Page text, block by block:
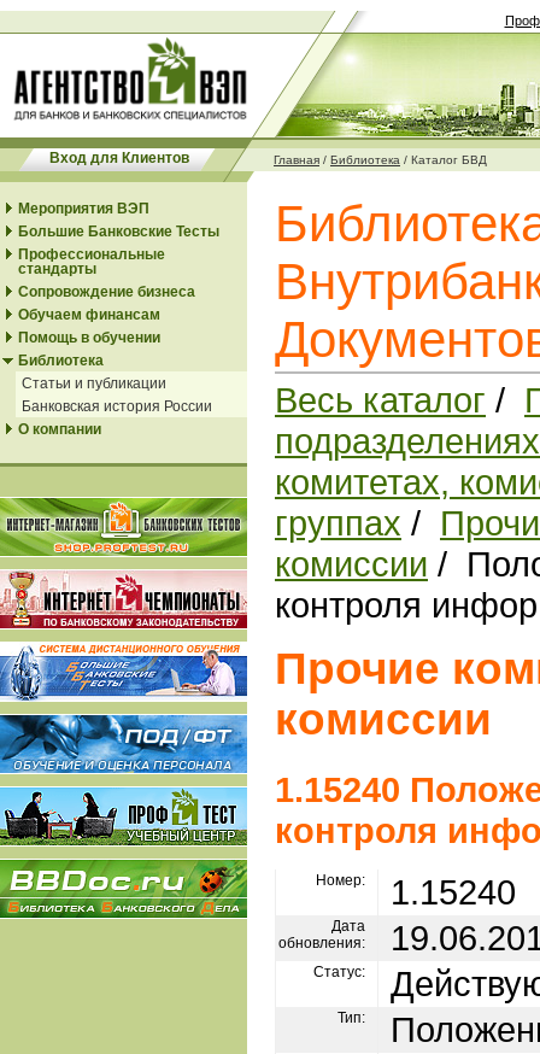
Вход для Клиентов Главная / Библиотека / Каталог БВД
Мероприятия ВЭП
Большие Банковские Тесты
Профессиональные
стандарты
Сопровождение бизнеса
Обучаем финансам
Помощь в обучении
Библиотека
Статьи и публикации
Банковская история России
О компании
Весь каталог /
подразделениях
комитетах,
группах /
комиссии /
контроля
Прочие
комиссии
1.15240
контроля
Номер: 1.15240
Дата
обновления:
Статус:
Тип: